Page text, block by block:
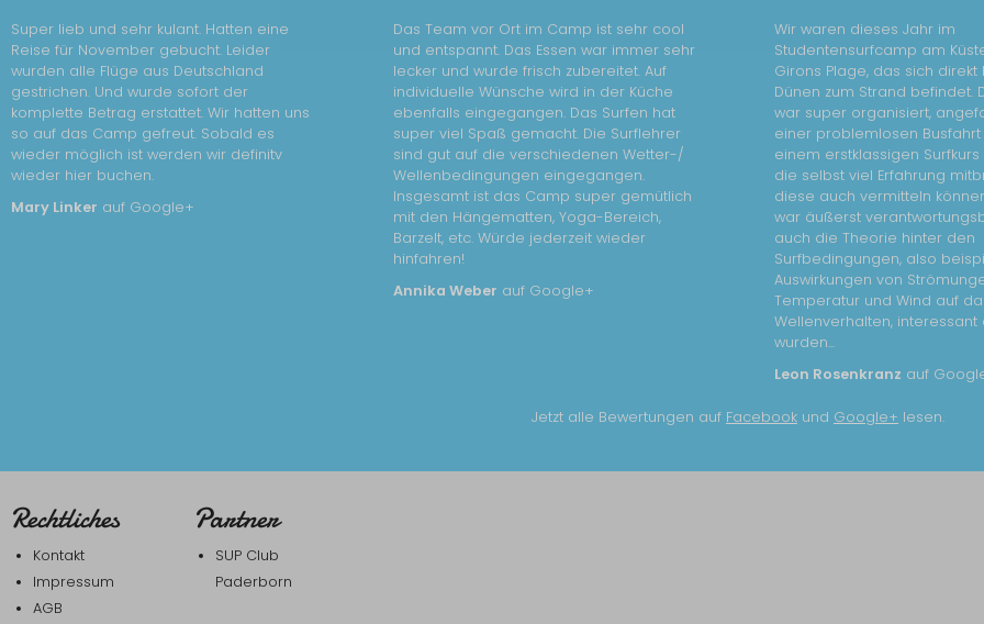
Super lieb und sehr kulant. Hatten eine
Reise für November gebucht. Leider
wurden alle Flüge aus Deutschland
gestrichen. Und wurde sofort der
komplette Betrag erstattet. Wir hatten uns
so auf das Camp gefreut. Sobald es
wieder möglich ist werden wir definitv
wieder hier buchen.
Mary Linker auf Google+
Das Team vor Ort im Camp ist sehr cool
und entspannt. Das Essen war immer sehr
lecker und wurde frisch zubereitet. Auf
individuelle Wünsche wird in der Küche
ebenfalls eingegangen. Das Surfen hat
super viel Spaß gemacht. Die Surflehrer
sind gut auf die verschiedenen Wetter-/
Wellenbedingungen eingegangen.
Insgesamt ist das Camp super gemütlich
mit den Hängematten, Yoga-Bereich,
Barzelt, etc. Würde jederzeit wieder
hinfahren!
Annika Weber auf Google+
Wir waren dieses Jahr im
Studentensurfcamp am
Girons Plage, das sich direkt
Dünen zum Strand befindet.
war super organisiert,
einer problemlosen Busfahrt
einem erstklassigen
die selbst viel Erfahrung
diese auch vermitteln
war äußerst
auch die Theorie hinter den
Surfbedingungen, also
Auswirkungen von
Temperatur und Wind auf
Wellenverhalten, interessant
wurden...
Leon Rosenkranz auf
Jetzt alle Bewertungen auf Facebook und Google+ lesen.
Rechtliches
Kontakt
Impressum
AGB
Partner
SUP Club
Paderborn